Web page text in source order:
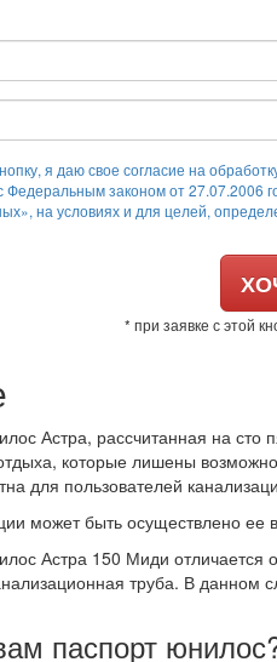
я даю свое согласие на
Федеральным законом от
на условиях и для целей,
* при заявке с этой
Астра, рассчитанная на сто
которые лишены
для пользователей
может быть осуществлено ее
Астра 150 Миди отличается
труба. В данном
паспорт